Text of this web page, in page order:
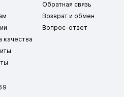
качества
Обратная связь
Возврат и обмен
Вопрос-ответ